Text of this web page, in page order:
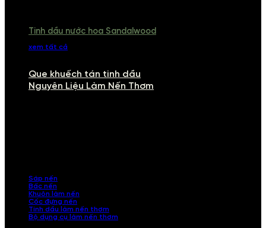
Tinh dầu nước hoa Sandalwood
xem tất cả
Que khuếch tán tinh dầu
Nguyên Liệu Làm Nến Thơm
Sáp nến
Bấc nến
Khuôn làm nến
Cốc đựng nến
Tinh dầu làm nến thơm
Bộ dụng cụ làm nến thơm